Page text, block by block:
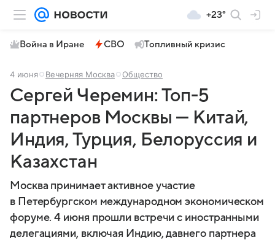
+23°
Война в Иране СВО Топливный кризис
4 июня Вечерняя Москва Общество
Сергей Черемин: Топ-5
партнеров Москвы — Китай,
Индия, Турция, Белоруссия и
Казахстан
Москва принимает активное участие
в Петербургском международном экономическом
форуме. 4 июня прошли встречи с иностранными
делегациями, включая Индию, давнего партнера